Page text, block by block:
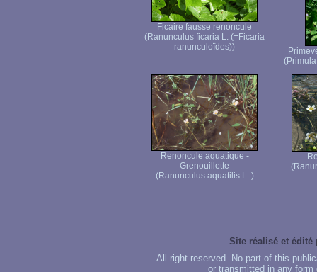
Ficaire fausse renoncule
(Ranunculus ficaria L. (=Ficaria
ranunculoïdes))
Renoncule aquatique -
Grenouillette
(Ranunculus aquatilis L. )
Site réalisé et édité
All right reserved. No part of this
or transmitted in any